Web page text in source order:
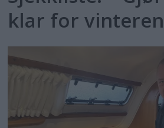
klar for vinteren